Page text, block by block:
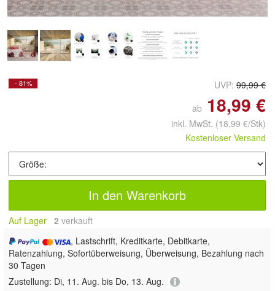
- 81% UVP: 99,99 €
ab 18,99 €
inkl. MwSt. (18,99 €/Stk)
Kostenloser Versand
In den Warenkorb
Auf Lager 2 verkauft
, Lastschrift, Kreditkarte, Debitkarte,
Ratenzahlung, Sofortüberweisung, Überweisung, Bezahlung nach
30 Tagen
Zustellung: Di, 11. Aug. bis Do, 13. Aug.